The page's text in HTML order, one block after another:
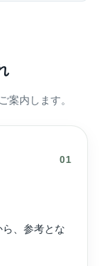
案内します。
01
、参考とな